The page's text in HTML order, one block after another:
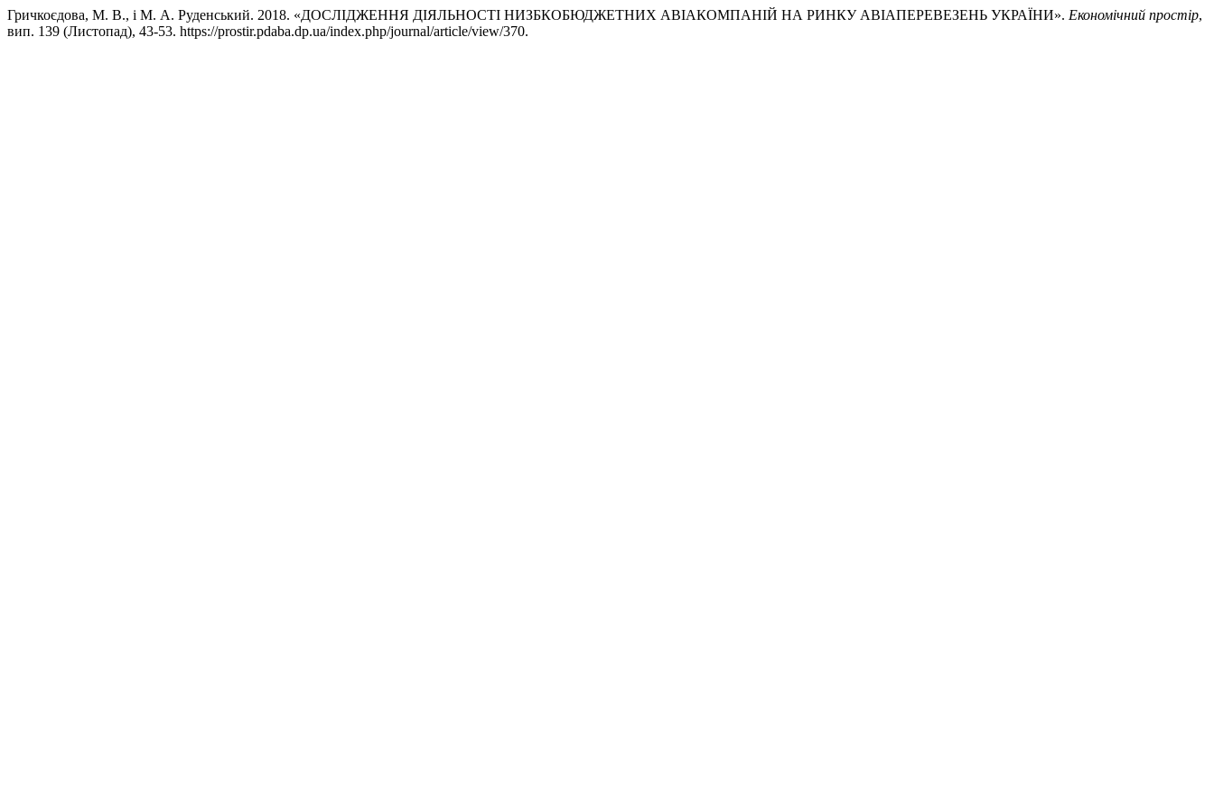
Гричкоєдова, М. В., і М. А. Руденський. 2018. «ДОСЛІДЖЕННЯ ДІЯЛЬНОСТІ НИЗБКОБЮДЖЕТНИХ АВІАКОМПАНІЙ НА РИНКУ АВІАПЕРЕВЕЗЕНЬ УКРАЇНИ». Економічний простір,
вип. 139 (Листопад), 43-53. https://prostir.pdaba.dp.ua/index.php/journal/article/view/370.